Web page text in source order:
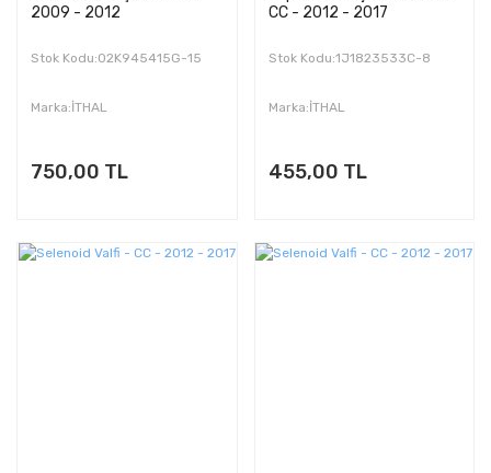
2009 - 2012
Stok Kodu:02K945415G-15
Marka:İTHAL
750,00 TL
CC - 2012 - 2017
Stok Kodu:1J1823533C-8
Marka:İTHAL
455,00 TL